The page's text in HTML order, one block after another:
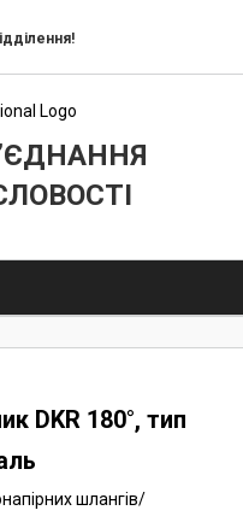
DKR 180°, тип
шлангів/